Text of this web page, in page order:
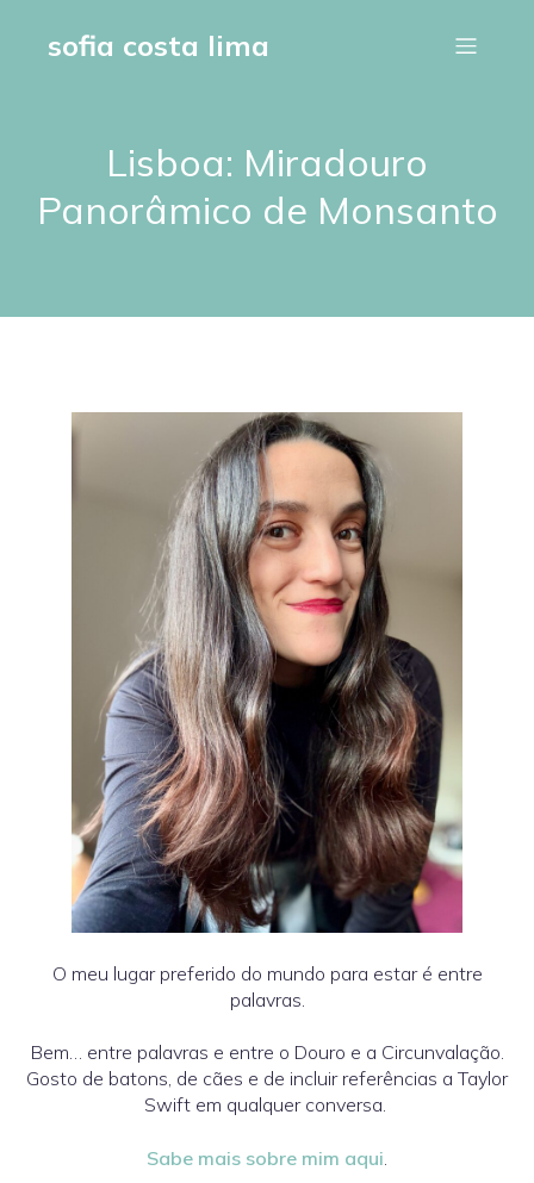
sofia costa lima
Lisboa: Miradouro
Panorâmico de Monsanto
O meu lugar preferido do mundo para estar é entre
palavras.
Bem… entre palavras e entre o Douro e a Circunvalação.
Gosto de batons, de cães e de incluir referências a Taylor
Swift em qualquer conversa.
Sabe mais sobre mim aqui.